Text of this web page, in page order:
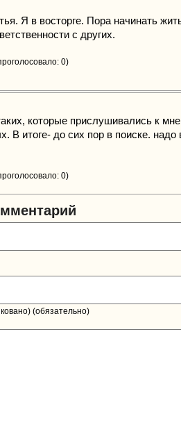
Я в восторге. Пора начинать
с других.
0)
которые прислушивались к
В итоге- до сих пор в поиске. надо
0)
(обязательно)